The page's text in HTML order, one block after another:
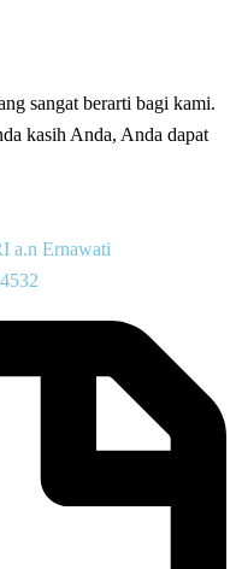
sangat berarti bagi kami.
kasih Anda, Anda dapat
a.n Ernawati